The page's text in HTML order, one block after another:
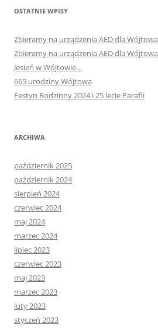
OSTATNIE WPISY
Zbieramy na urządzenia AED dla Wójtowa
Zbieramy na urządzenia AED dla Wójtowa
Jesień w Wójtowie…
665 urodziny Wójtowa
Festyn Rodzinny 2024 i 25 lecie Parafii
ARCHIWA
październik 2025
październik 2024
sierpień 2024
czerwiec 2024
maj 2024
marzec 2024
lipiec 2023
czerwiec 2023
maj 2023
marzec 2023
luty 2023
styczeń 2023